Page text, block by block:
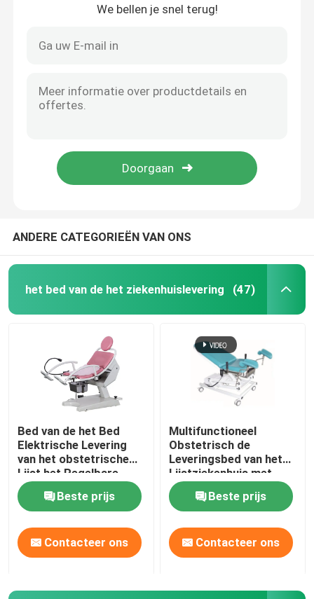
We bellen je snel terug!
ANDERE CATEGORIEËN VAN ONS
het bed van de het ziekenhuislevering (47)
Bed van de het Bed
Elektrische Levering
van het obstetrische
Lijst het Regelbare
Gynaecologische
OnderzoekBeste prijs
Contacteer ons
Multifunctioneel
Obstetrisch de
Leveringsbed van het
Lijstziekenhuis met
Rem 5 Duimbevers
Beste prijs
Contacteer ons